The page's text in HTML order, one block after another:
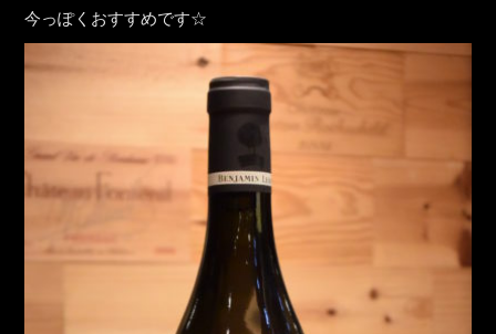
今っぽくおすすめです☆